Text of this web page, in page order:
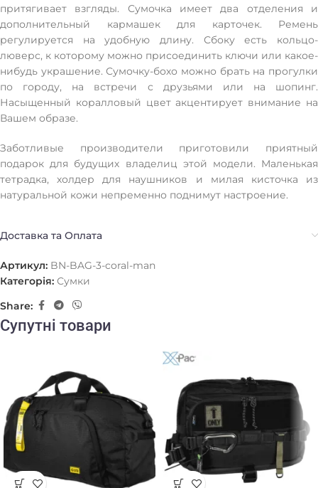
притягивает взгляды. Сумочка имеет два отделения и
дополнительный кармашек для карточек. Ремень
регулируется на удобную длину. Сбоку есть кольцо-
люверс, к которому можно присоединить ключи или какое-
нибудь украшение. Сумочку-бохо можно брать на прогулки
по городу, на встречи с друзьями или на шопинг.
Насыщенный коралловый цвет акцентирует внимание на
Вашем образе.
Заботливые производители приготовили приятный
подарок для будущих владелиц этой модели. Маленькая
тетрадка, холдер для наушников и милая кисточка из
натуральной кожи непременно поднимут настроение.
Доставка та Оплата
Артикул: BN-BAG-3-coral-man
Категорія: Сумки
Share:
Супутні товари